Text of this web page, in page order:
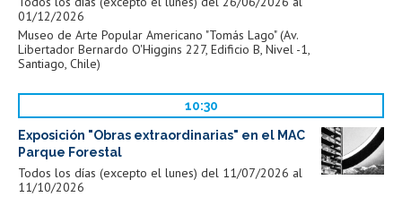
01/12/2026
Museo de Arte Popular Americano "Tomás Lago" (Av.
Libertador Bernardo O'Higgins 227, Edificio B, Nivel -1,
Santiago, Chile)
10:30
Exposición "Obras extraordinarias" en el MAC
Parque Forestal
Todos los días (excepto el lunes) del 11/07/2026 al
11/10/2026